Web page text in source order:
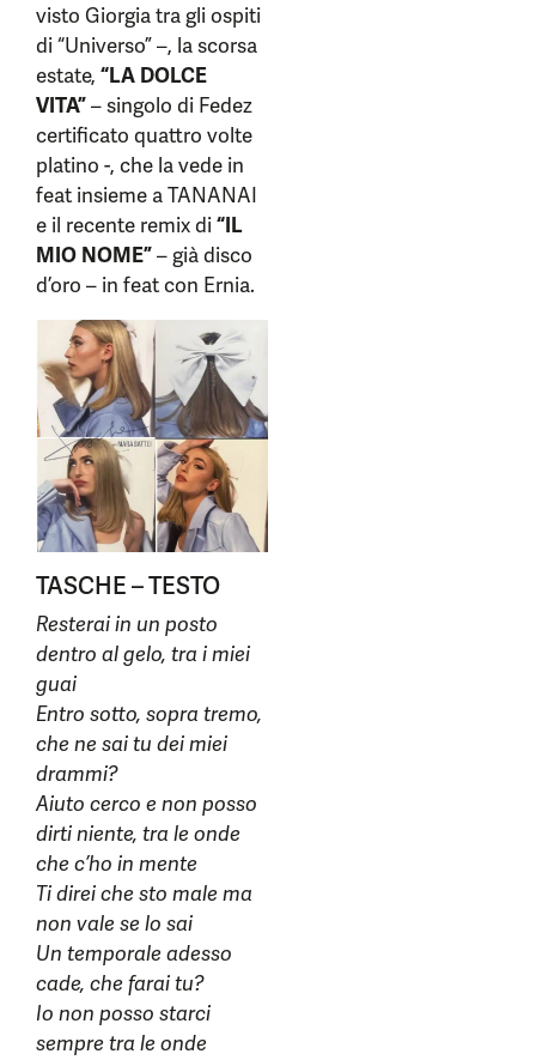
visto Giorgia tra gli ospiti
di “Universo” –, la scorsa
estate, “LA DOLCE
VITA”– singolo di Fedez
certificato quattro volte
platino -, che la vede in
feat insieme a TANANAI
e il recente remix di“IL
MIO NOME”– già disco
d’oro – in feat con Ernia.
TASCHE – TESTO
Resterai in un posto
dentro al gelo, tra i miei
guai
Entro sotto, sopra tremo,
che ne sai tu dei miei
drammi?
Aiuto cerco e non posso
dirti niente, tra le onde
che c’ho in mente
Ti direi che sto male ma
non vale se lo sai
Un temporale adesso
cade, che farai tu?
Io non posso starci
sempre tra le onde